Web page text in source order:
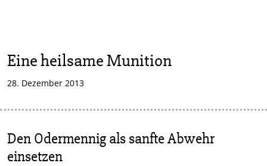
Eine heilsame Munition
28. Dezember 2013
Den Odermennig als sanfte Abwehr
einsetzen